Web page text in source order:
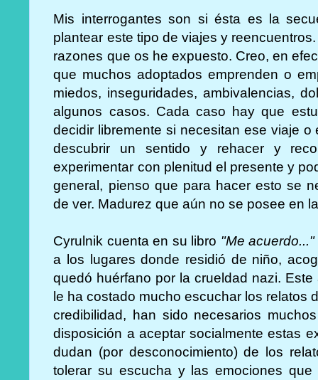
Mis interrogantes son si ésta es la
plantear este tipo de viajes y
razones que os he expuesto. Creo, en
que muchos adoptados emprenden o
miedos, inseguridades, ambivalencias,
algunos casos. Cada caso hay que
decidir libremente si necesitan ese viaje
descubrir un sentido y rehacer y
experimentar con plenitud el presente y
general, pienso que para hacer esto se
de ver. Madurez que aún no se posee en
Cyrulnik cuenta en su libro "Me acuerdo..."
a los lugares donde residió de niño,
quedó huérfano por la crueldad nazi.
le ha costado mucho escuchar los relatos
credibilidad, han sido necesarios
disposición a aceptar socialmente estas
dudan (por desconocimiento) de los
tolerar su escucha y las emociones